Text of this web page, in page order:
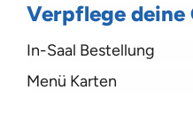
Verpflege deine
In-Saal Bestellung
Menü Karten